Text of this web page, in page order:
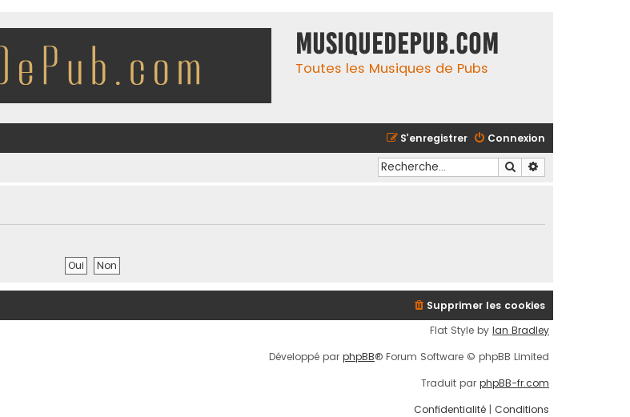
MusiqueDePub.com
Toutes les Musiques de Pubs
Connexion
S’enregistrer
Rechercher
Supprimer les cookies
Flat Style by Ian Bradley
Développé par phpBB® Forum Software © phpBB Limited
Traduit par phpBB-fr.com
Confidentialité | Conditions